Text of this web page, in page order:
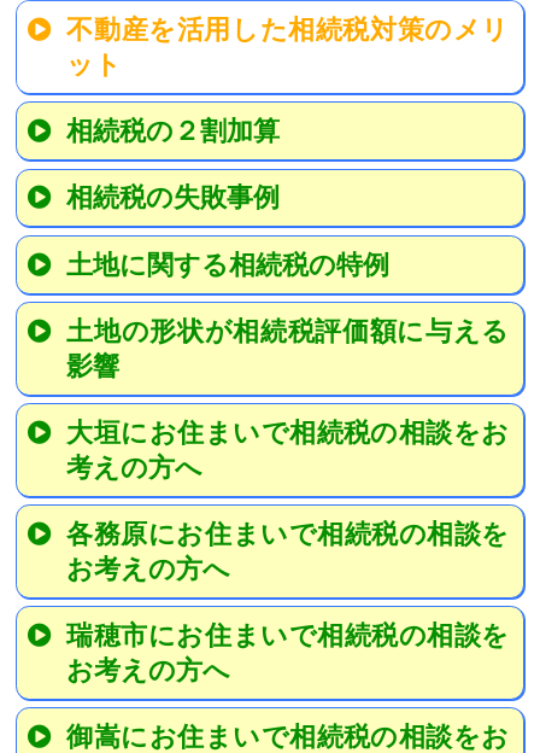
不動産を活用した相続税対策のメリ
ット
相続税の２割加算
相続税の失敗事例
土地に関する相続税の特例
土地の形状が相続税評価額に与える
影響
大垣にお住まいで相続税の相談をお
考えの方へ
各務原にお住まいで相続税の相談を
お考えの方へ
瑞穂市にお住まいで相続税の相談を
お考えの方へ
御嵩にお住まいで相続税の相談をお